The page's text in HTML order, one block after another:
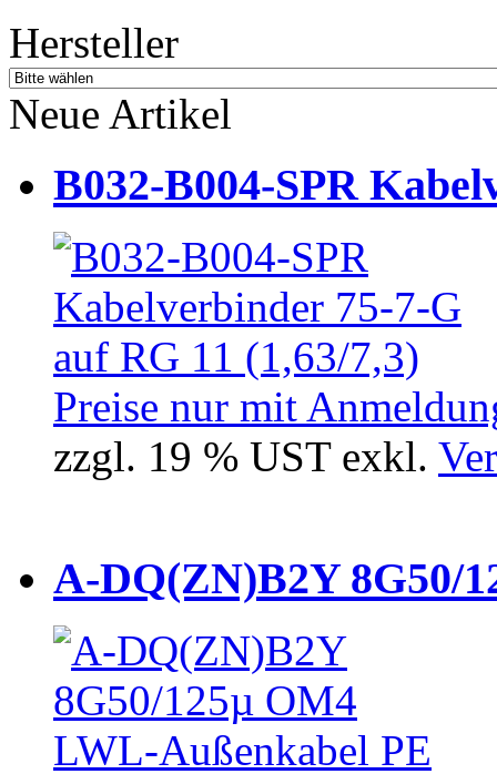
Hersteller
Neue Artikel
B032-B004-SPR
Preise nur mit
zzgl. 19 % UST exkl.
A-DQ(ZN)B2Y 8G50/